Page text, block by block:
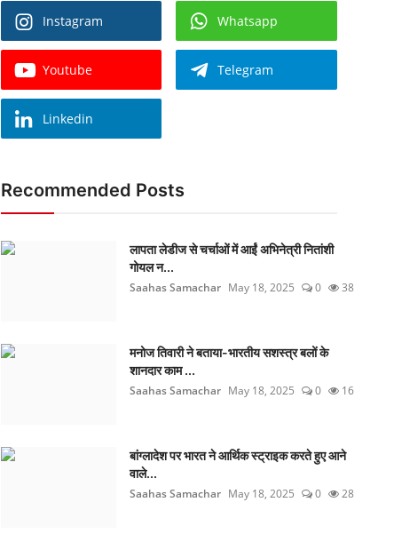
Instagram Whatsapp
Youtube Telegram
Linkedin
Recommended Posts
लापता लेडीज से चर्चाओं में आईं अभिनेत्री नितांशी
गोयल न...
Saahas Samachar May 18, 2025 0 38
मनोज तिवारी ने बताया-भारतीय सशस्त्र बलों के
शानदार काम ...
Saahas Samachar May 18, 2025 0 16
बांग्लादेश पर भारत ने आर्थिक स्ट्राइक करते हुए आने
वाले...
Saahas Samachar May 18, 2025 0 28